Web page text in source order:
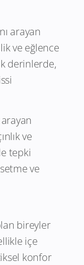
arayan
ve eğlence
derinlerde,
ve
tepki
ve
bireyler
içe
konfor